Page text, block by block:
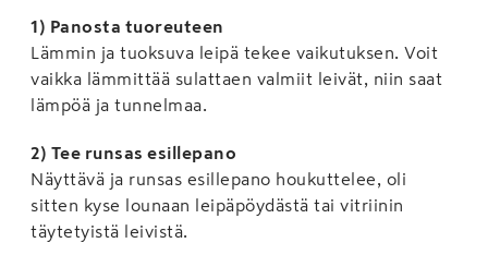
1) Panosta tuoreuteen
Lämmin ja tuoksuva leipä tekee vaikutuksen. Voit
vaikka lämmittää sulattaen valmiit leivät, niin saat
lämpöä ja tunnelmaa.
2) Tee runsas esillepano
Näyttävä ja runsas esillepano houkuttelee, oli
sitten kyse lounaan leipäpöydästä tai vitriinin
täytetyistä leivistä.